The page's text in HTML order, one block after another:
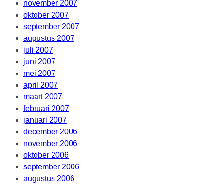
november 2007
oktober 2007
september 2007
augustus 2007
juli 2007
juni 2007
mei 2007
april 2007
maart 2007
februari 2007
januari 2007
december 2006
november 2006
oktober 2006
september 2006
augustus 2006